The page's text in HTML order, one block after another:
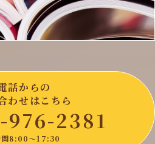
話からの
わせはこちら
976-2381
間8:00〜17:30